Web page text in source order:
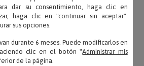
dar su consentimiento, haga clic en
haga clic en "continuar sin aceptar".
sus opciones.
durante 6 meses. Puede modificarlos en
clic en el botón "Administrar mis
de la página.